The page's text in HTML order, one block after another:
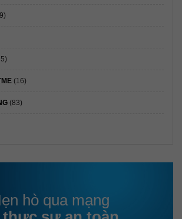
(16)
(83)
hò qua mạng